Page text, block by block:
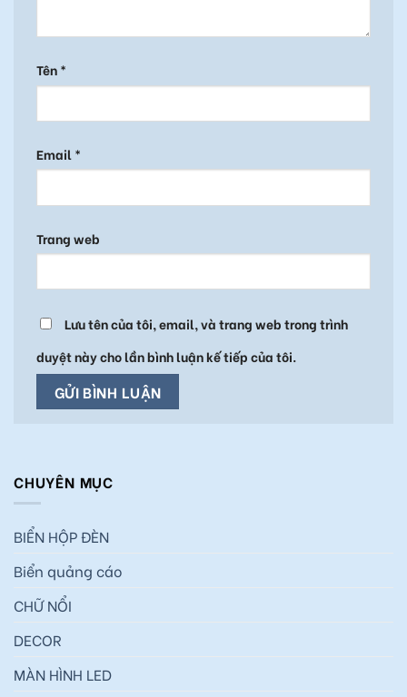
Tên*
Email *
Trang web
Lưu tên của tôi, email, và trang web trong trình
duyệt này cho lần bình luận kế tiếp của tôi.
CHUYÊN MỤC
BIỂN HỘP ĐÈN
Biển quảng cáo
CHỮ NỔI
DECOR
MÀN HÌNH LED